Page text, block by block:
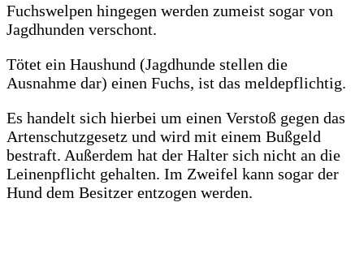
Fuchswelpen hingegen werden zumeist sogar von
Jagdhunden verschont.
Tötet ein Haushund (Jagdhunde stellen die
Ausnahme dar) einen Fuchs, ist das meldepflichtig.
Es handelt sich hierbei um einen Verstoß gegen das
Artenschutzgesetz und wird mit einem Bußgeld
bestraft. Außerdem hat der Halter sich nicht an die
Leinenpflicht gehalten. Im Zweifel kann sogar der
Hund dem Besitzer entzogen werden.